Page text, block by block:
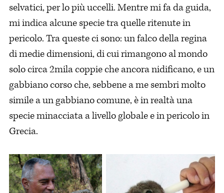
selvatici, per lo più uccelli. Mentre mi fa da guida,
mi indica alcune specie tra quelle ritenute in
pericolo. Tra queste ci sono: un falco della regina
di medie dimensioni, di cui rimangono al mondo
solo circa 2mila coppie che ancora nidificano, e un
gabbiano corso che, sebbene a me sembri molto
simile a un gabbiano comune, è in realtà una
specie minacciata a livello globale e in pericolo in
Grecia.